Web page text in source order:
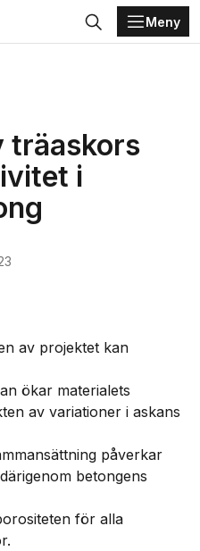
Sök
Meny
träaskors
i
av projektet kan
ökar materialets
av variationer i askans
påverkar
betongens
för alla